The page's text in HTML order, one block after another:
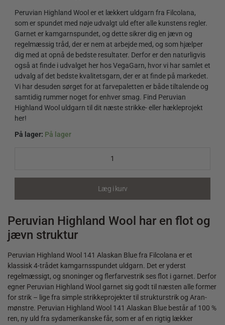
Peruvian Highland Wool er et lækkert uldgarn fra Filcolana,
som er spundet med nøje udvalgt uld efter alle kunstens regler.
Garnet er kamgarnspundet, og dette sikrer dig en jævn og
regelmæssig tråd, der er nem at arbejde med, og som hjælper
dig med at opnå de bedste resultater. Derfor er den naturligvis
også at finde i udvalget her hos VegaGarn, hvor vi har samlet et
udvalg af det bedste kvalitetsgarn, der er at finde på markedet.
Vi har desuden sørget for at farvepaletten er både tiltalende og
samtidig rummer noget for enhver smag. Find Peruvian
Highland Wool uldgarn til dit næste strikke- eller hækleprojekt
her!
På lager: På lager
Peruvian
Læg i kurv
Peruvian Highland Wool har en flot og
jævn struktur
Peruvian Highland Wool 141 Alaskan Blue fra Filcolana er et
klassisk 4-trådet kamgarnsspundet uldgarn. Det er yderst
regelmæssigt, og snoninger og flerfarvestrik ses flot i garnet. Derfor
egner Peruvian Highland Wool garnet sig godt til næsten alle former
for strik – lige fra simple strikkeprojekter til strukturstrik og Aran-
mønstre. Peruvian Highland Wool 141 Alaskan Blue består af 100 %
ren, ny uld fra sydamerikanske får, som er af en rigtig lækker